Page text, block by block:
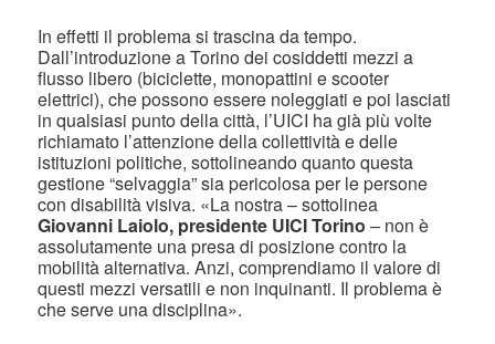
In effetti il problema si trascina da tempo.
Dall’introduzione a Torino dei cosiddetti mezzi a
flusso libero (biciclette, monopattini e scooter
elettrici), che possono essere noleggiati e poi lasciati
in qualsiasi punto della città, l’UICI ha già più volte
richiamato l’attenzione della collettività e delle
istituzioni politiche, sottolineando quanto questa
gestione “selvaggia” sia pericolosa per le persone
con disabilità visiva. «La nostra – sottolinea
Giovanni Laiolo, presidente UICI Torino – non è
assolutamente una presa di posizione contro la
mobilità alternativa. Anzi, comprendiamo il valore di
questi mezzi versatili e non inquinanti. Il problema è
che serve una disciplina».